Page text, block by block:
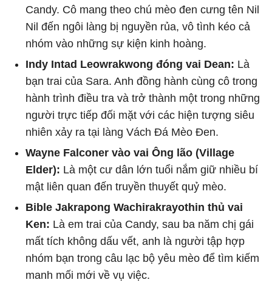
Candy. Cô mang theo chú mèo đen cưng tên Nil
Nil đến ngôi làng bị nguyền rủa, vô tình kéo cả
nhóm vào những sự kiện kinh hoàng.
Indy Intad Leowrakwong đóng vai Dean: Là
bạn trai của Sara. Anh đồng hành cùng cô trong
hành trình điều tra và trở thành một trong những
người trực tiếp đối mặt với các hiện tượng siêu
nhiên xảy ra tại làng Vách Đá Mèo Đen.
Wayne Falconer vào vai Ông lão (Village
Elder): Là một cư dân lớn tuổi nắm giữ nhiều bí
mật liên quan đến truyền thuyết quỷ mèo.
Bible Jakrapong Wachirakrayothin thủ vai
Ken: Là em trai của Candy, sau ba năm chị gái
mất tích không dấu vết, anh là người tập hợp
nhóm bạn trong câu lạc bộ yêu mèo để tìm kiếm
manh mối mới về vụ việc.